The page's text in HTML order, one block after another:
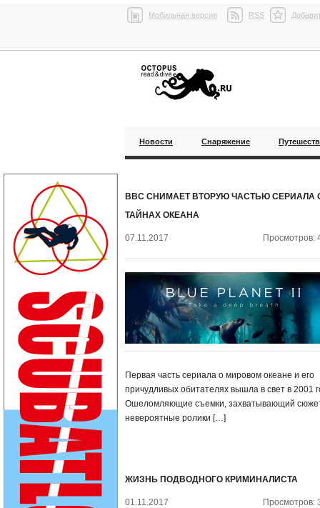
Мобильная версия RSS
Новости Снаряжение
BBC СНИМАЕТ ВТОРУЮ ЧАСТЬЮ СЕРИАЛА
ТАЙНАХ ОКЕАНА
07.11.2017 Просмотров:
Первая часть сериала о мировом океане и его
причудливых обитателях вышла в свет в 2001
Ошеломляющие съемки, захватывающий
невероятные ролики […]
ЖИЗНЬ ПОДВОДНОГО КРИМИНАЛИСТА
01.11.2017 Просмотров: